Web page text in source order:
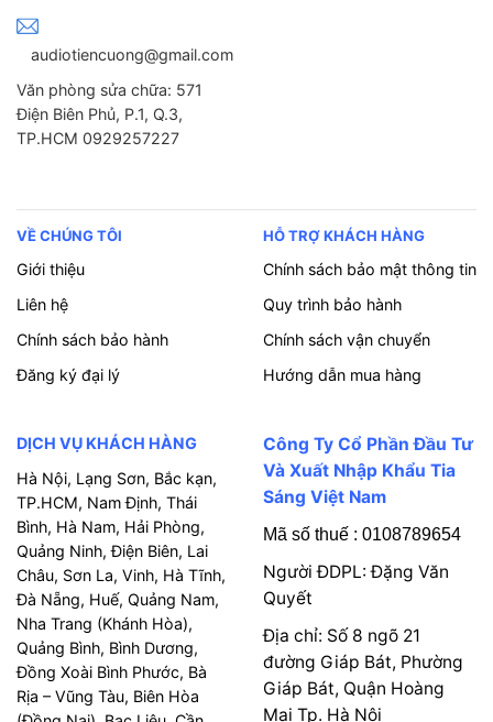
audiotiencuong@gmail.com
Văn phòng sửa chữa: 571
Điện Biên Phủ, P.1, Q.3,
TP.HCM 0929257227
VỀ CHÚNG TÔI
Giới thiệu
Liên hệ
Chính sách bảo hành
Đăng ký đại lý
HỖ TRỢ KHÁCH HÀNG
Chính sách bảo mật thông tin
Quy trình bảo hành
Chính sách vận chuyển
Hướng dẫn mua hàng
DỊCH VỤ KHÁCH HÀNG
Hà Nội, Lạng Sơn, Bắc kạn,
TP.HCM, Nam Định, Thái
Bình, Hà Nam, Hải Phòng,
Quảng Ninh, Điện Biên, Lai
Châu, Sơn La, Vinh, Hà Tĩnh,
Đà Nẵng, Huế, Quảng Nam,
Nha Trang (Khánh Hòa),
Quảng Bình, Bình Dương,
Đồng Xoài Bình Phước, Bà
Rịa – Vũng Tàu, Biên Hòa
Công Ty Cổ Phần Đầu Tư
Và Xuất Nhập Khẩu Tia
Sáng Việt Nam
Mã số thuế : 0108789654
Người ĐDPL: Đặng Văn
Quyết
Địa chỉ: Số 8 ngõ 21
đường Giáp Bát, Phường
Giáp Bát, Quận Hoàng
Mai Tp. Hà Nội